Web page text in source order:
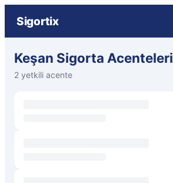
Sigortix
Keşan Sigorta Acenteleri
2 yetkili acente